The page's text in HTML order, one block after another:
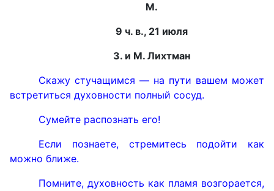
М.
9 ч. в., 21 июля
З. и М. Лихтман
Скажу стучащимся — на пути вашем может
встретиться духовности полный сосуд.
Сумейте распознать его!
Если познаете, стремитесь подойти как
можно ближе.
Помните, духовность как пламя возгорается,